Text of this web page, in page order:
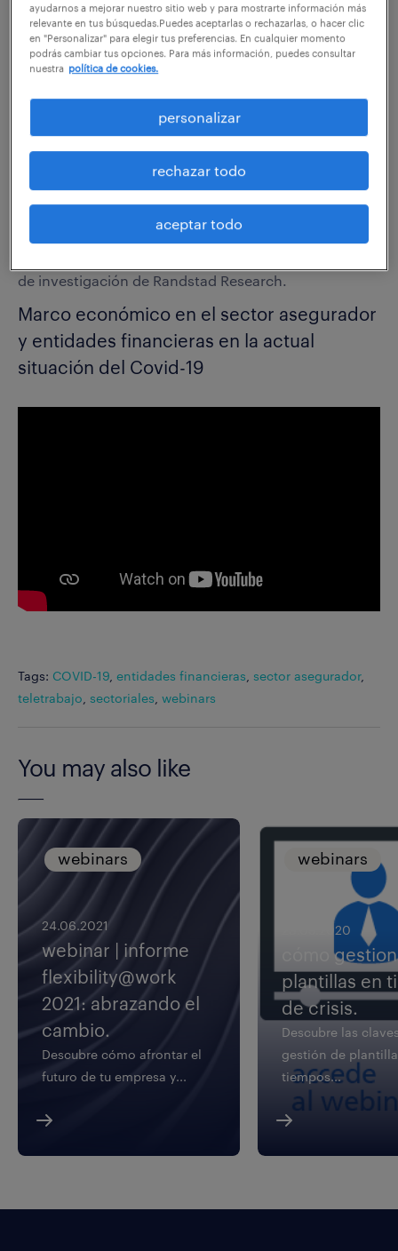
23.04.2020
compartir en:
En este webinar, se han abordado temas como la
situación del sector Asegurador y entidades
financierasy se ha expuesto el "teletrabajo" como
best practice
Durante el encuentro hemos contado con la
de investigación de Randstad Research.
Marco económico en el sector asegurador
y entidades financieras en la actual
situación del Covid-19
Tags: COVID-19 entidades financieras sector asegurador,
teletrabajo sectoriales webinars
You may also like
webinars
24.06.2021
webinar | informe
flexibility@work
2021: abrazando el
cambio.
Descubre cómo afrontar el
futuro de tu empresa y...
webinars
23.09.2020
cómo
plantillas en
de crisis.
Descubre las
gestión de
tiempos...
ayudarnos a mejorar nuestro sitio web y para mostrarte información más
relevante en tus búsquedas.Puedes aceptarlas o rechazarlas, o hacer clic
en "Personalizar" para elegir tus preferencias. En cualquier momento
podrás cambiar tus opciones. Para más información, puedes consultar
nuestra política de cookies.
personalizar
rechazar todo
aceptar todo